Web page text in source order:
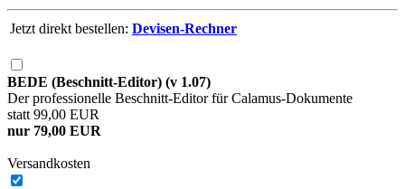
Jetzt direkt bestellen: Devisen-Rechner
BEDE (Beschnitt-Editor) (v 1.07)
Der professionelle Beschnitt-Editor für Calamus-Dokumente
statt 99,00 EUR
nur 79,00 EUR
Versandkosten